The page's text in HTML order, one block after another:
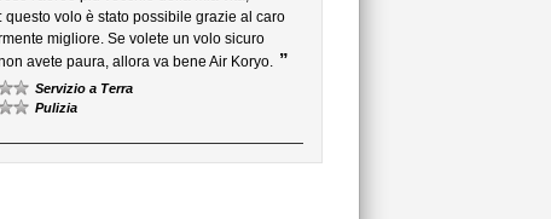
volo è stato possibile grazie al caro
migliore. Se volete un volo sicuro
avete paura, allora va bene Air Koryo. ”
Servizio a Terra
Pulizia